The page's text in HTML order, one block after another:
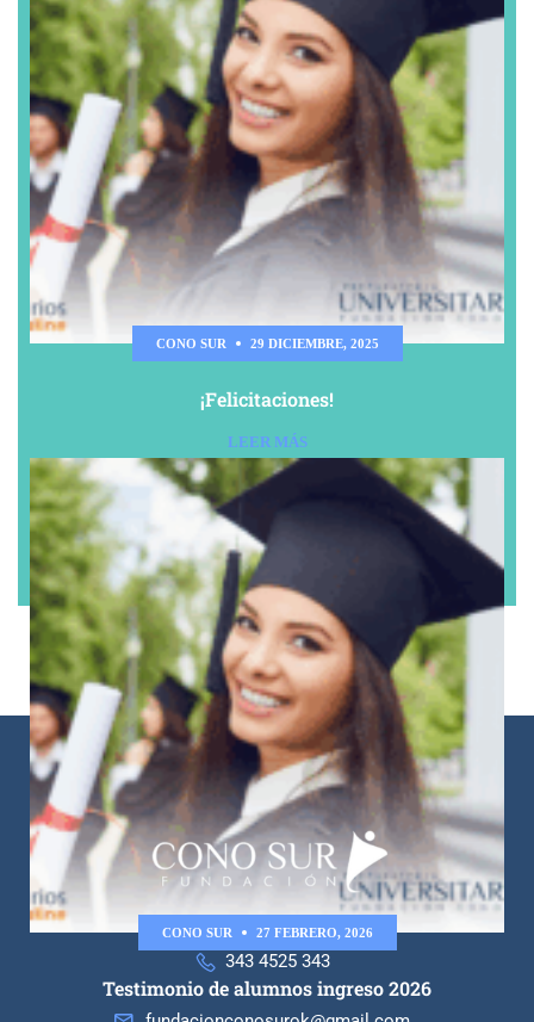
CONO SUR 29 DICIEMBRE, 2025
¡Felicitaciones!
LEER MÁS
CONO SUR 27 FEBRERO, 2026
Testimonio de alumnos ingreso 2026
343 4525 343